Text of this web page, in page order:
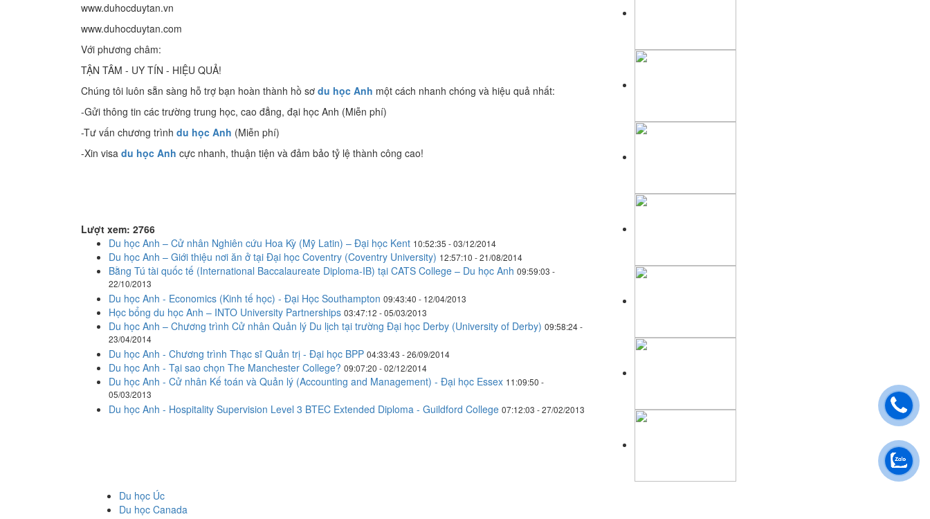
www.duhocduytan.vn
www.duhocduytan.com
Với phương châm:
TẬN TÂM - UY TÍN - HIỆU QUẢ!
Chúng tôi luôn sẵn sàng hỗ trợ bạn hoàn thành hồ sơ du học Anh một cách nhanh chóng và hiệu quả nhất:
-Gửi thông tin các trường trung học, cao đẳng, đại học Anh (Miễn phí)
-Tư vấn chương trình du học Anh (Miễn phí)
-Xin visa du học Anh cực nhanh, thuận tiện và đảm bảo tỷ lệ thành công cao!
Lượt xem: 2766
Du học Anh – Cử nhân Nghiên cứu Hoa Kỳ (Mỹ Latin) – Đại học Kent 10:52:35 - 03/12/2014
Du học Anh – Giới thiệu nơi ăn ở tại Đại học Coventry (Coventry University) 12:57:10 - 21/08/2014
Bằng Tú tài quốc tế (International Baccalaureate Diploma-IB) tại CATS College – Du học Anh 09:59:03 -
22/10/2013
Du học Anh - Economics (Kinh tế học) - Đại Học Southampton 09:43:40 - 12/04/2013
Học bổng du học Anh – INTO University Partnerships 03:47:12 - 05/03/2013
Du học Anh – Chương trình Cử nhân Quản lý Du lịch tại trường Đại học Derby (University of Derby) 09:58:24 -
23/04/2014
Du học Anh - Chương trình Thạc sĩ Quản trị - Đại học BPP 04:33:43 - 26/09/2014
Du học Anh - Tại sao chọn The Manchester College? 09:07:20 - 02/12/2014
Du học Anh - Cử nhân Kế toán và Quản lý (Accounting and Management) - Đại học Essex 11:09:50 -
05/03/2013
Du học Anh - Hospitality Supervision Level 3 BTEC Extended Diploma - Guildford College 07:12:03 - 27/02/2013
Du học Úc
Du học Canada